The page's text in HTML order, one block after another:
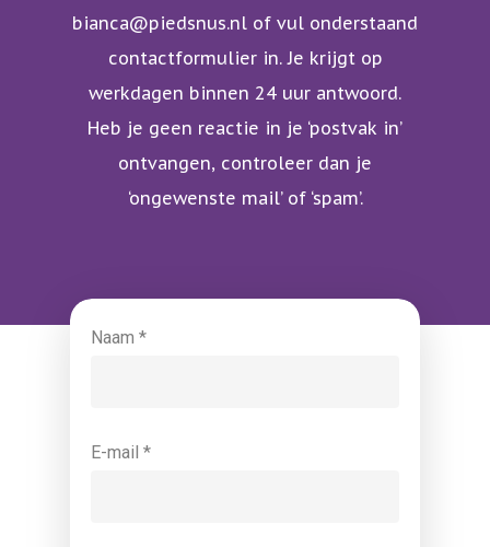
bianca@piedsnus.nl of vul onderstaand
contactformulier in. Je krijgt op
werkdagen binnen 24 uur antwoord.
Heb je geen reactie in je ‘postvak in’
ontvangen, controleer dan je
‘ongewenste mail’ of ‘spam’.
Naam *
E-mail *